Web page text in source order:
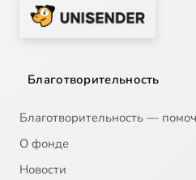
Благотворительность
Благотворительность —
О фонде
Новости